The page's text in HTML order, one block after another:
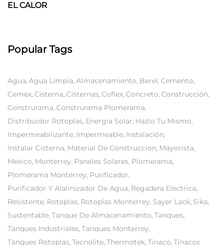
EL CALOR
Popular Tags
Agua Agua Limpia Almacenamiento Berel Cemento
Cemex Cisterna Cisternas Coflex Concreto Construcción
Construrama Construrama Plomerama
Distribuidor Rotoplas Energia Solar Hazlo Tu Mismo
Impermeabilizante Impermeable Instalación
Instalar Cisterna Material De Construccion Mayorista
Mexico Monterrey Paneles Solares Plomerama
Plomerama Monterrey Purificador
Purificador Y Alalinizador De Agua Regadera Electrica
Resistente Rotoplas Rotoplas Monterrey Sayer Lack Sika
Sustentable Tanque De Almacenamiento Tanques
Tanques Industriales Tanques Monterrey
Tanques Rotoplas Tecnolite Thermotek Tinaco Tinacos